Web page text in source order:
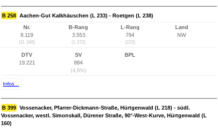
B 258 Aachen-Gut Kalkhäuschen (L 233) - Roetgen (L 238)
Nr.
8.119
(11.348)
B-Rang
3.553
(1.272)
L-Rang
794
(223)
Land
NW
DTV
19.221
SV
884
(4,6%)
BPL
Infos...
B 399 Vossenacker, Pfarrer-Dickmann-Straße, Hürtgenwald (L 218) - südl.
Vossenacker, westl. Simonskall, Dürener Straße, 90°-West-Kurve, Hürtgenwald (L
160)